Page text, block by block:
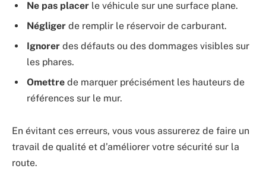
Ne pas placer le véhicule sur une surface plane.
Négliger de remplir le réservoir de carburant.
Ignorer des défauts ou des dommages visibles sur
les phares.
Omettre de marquer précisément les hauteurs de
références sur le mur.
En évitant ces erreurs, vous vous assurerez de faire un
travail de qualité et d’améliorer votre sécurité sur la
route.